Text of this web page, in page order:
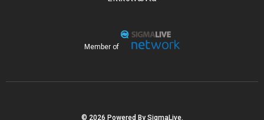
Member of
© 2026 Powered By SigmaLive.